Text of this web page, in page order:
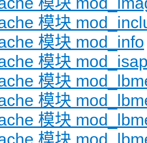
模块
模块 mod_info
模块
模块
模块
模块
模块